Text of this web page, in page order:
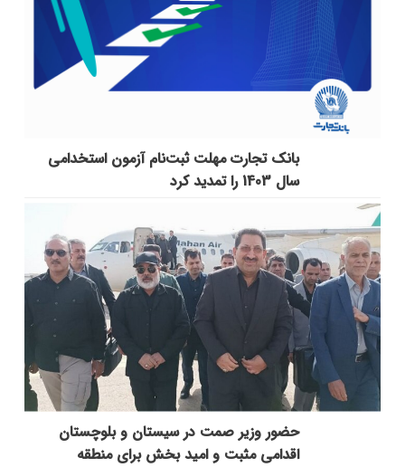
بانک تجارت مهلت ثبت‌نام آزمون استخدامی
سال 1403 را تمدید کرد
حضور وزیر صمت در سیستان و بلوچستان
اقدامی مثبت و امید بخش برای منطقه